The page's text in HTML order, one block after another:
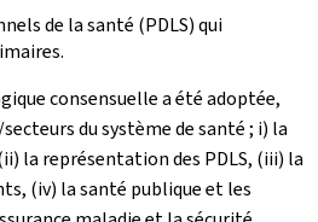
de la santé (PDLS) qui
consensuelle a été adoptée,
du système de santé ; i) la
la représentation des PDLS, (iii) la
(iv) la santé publique et les